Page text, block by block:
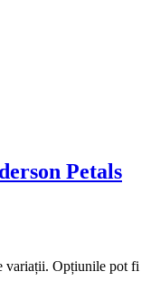
Petals
variații. Opțiunile pot fi